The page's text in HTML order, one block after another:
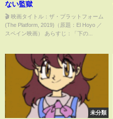
ない監獄
🎬 映画タイトル：ザ・プラットフォーム
(The Platform, 2019)（原題：El Hoyo ／
スペイン映画） あらすじ：「下の...
未分類